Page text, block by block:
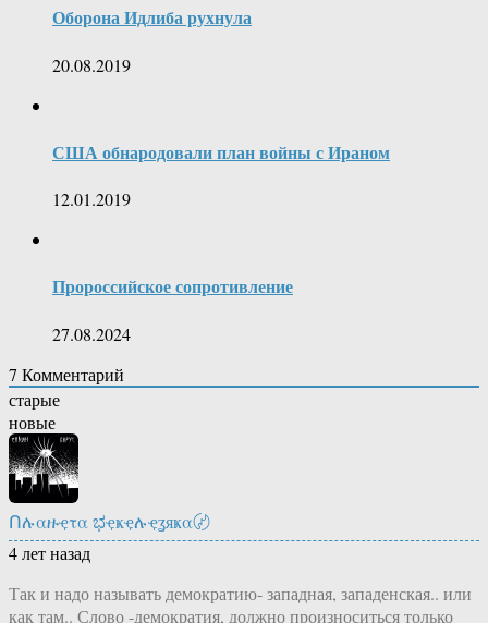
Оборона Идлиба рухнула
20.08.2019
США обнародовали план войны с Ираном
12.01.2019
Пророссийское сопротивление
27.08.2024
7 Комментарий
старые
новые
Ոሉαዙҿτα ಭҿҝҿሉҿʓяҝα〄
4 лет назад
Так и надо называть демократию- западная, западенская.. или
как там.. Слово -демократия, должно произноситься только